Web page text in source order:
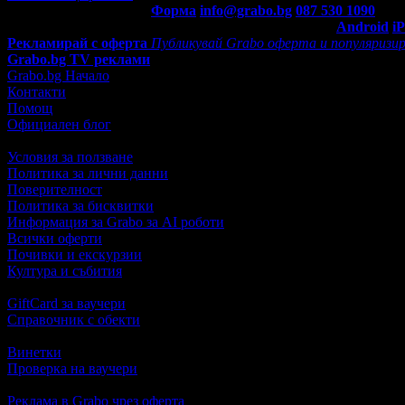
Форма info@grabo.bg 087 530 1090
Android
Рекламирай с оферта Публикувай Grabo оферта и
Grabo.bg TV реклами
Grabo.bg Начало
Контакти
Помощ
Официален блог
Условия за ползване
Политика за лични данни
Поверителност
Политика за бисквитки
Информация за Grabo за AI роботи
Всички оферти
Почивки и екскурзии
Култура и събития
GiftCard за ваучери
Справочник с обекти
Винетки
Проверка на ваучери
Реклама в Grabo чрез оферта